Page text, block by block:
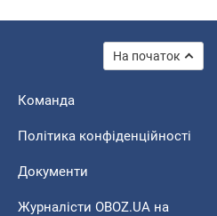
На початок
Команда
Політика конфіденційності
Документи
Журналісти OBOZ.UA на